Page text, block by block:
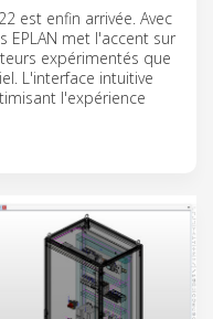
est enfin arrivée. Avec
EPLAN met l'accent sur
expérimentés que
L'interface intuitive
l'expérience